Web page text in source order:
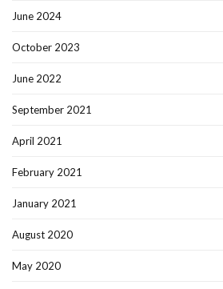
June 2024
October 2023
June 2022
September 2021
April 2021
February 2021
January 2021
August 2020
May 2020